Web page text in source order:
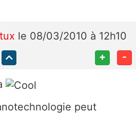
le 08/03/2010 à 12h10
+ -
peut